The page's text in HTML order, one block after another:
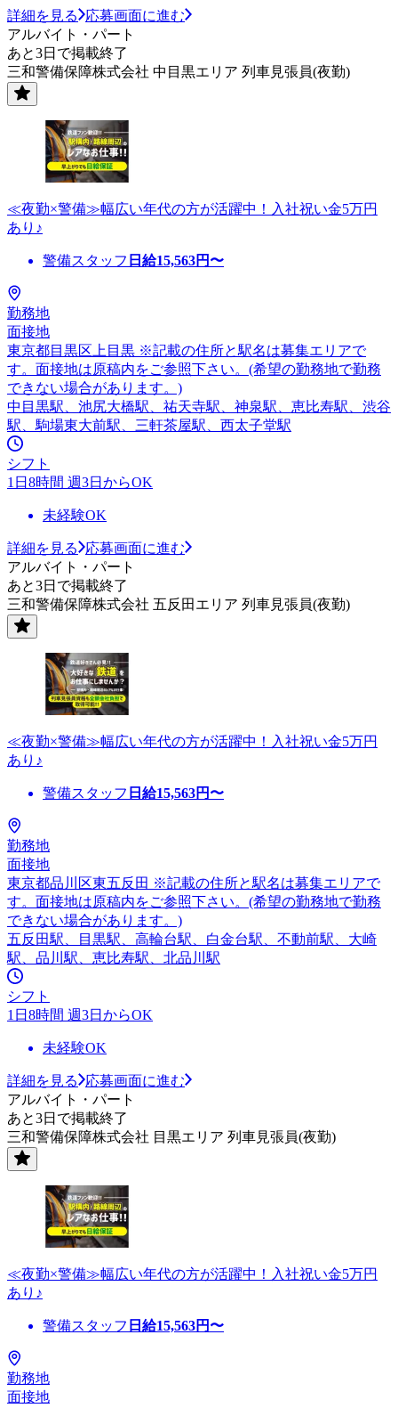
詳細を見る
応募画面に進む
アルバイト・パート
あと3日で掲載終了
三和警備保障株式会社 中目黒エリア 列車見張員(夜勤)
≪夜勤×警備≫幅広い年代の方が活躍中！入社祝い金5万円
あり♪
警備スタッフ 日給15,563円〜
勤務地
面接地
東京都目黒区上目黒 ※記載の住所と駅名は募集エリアで
す。面接地は原稿内をご参照下さい。(希望の勤務地で勤務
できない場合があります。)
中目黒駅、池尻大橋駅、祐天寺駅、神泉駅、恵比寿駅、渋谷
駅、駒場東大前駅、三軒茶屋駅、西太子堂駅
シフト
1日8時間 週3日からOK
未経験OK
詳細を見る
応募画面に進む
アルバイト・パート
あと3日で掲載終了
三和警備保障株式会社 五反田エリア 列車見張員(夜勤)
≪夜勤×警備≫幅広い年代の方が活躍中！入社祝い金5万円
あり♪
警備スタッフ 日給15,563円〜
勤務地
面接地
東京都品川区東五反田 ※記載の住所と駅名は募集エリアで
す。面接地は原稿内をご参照下さい。(希望の勤務地で勤務
できない場合があります。)
五反田駅、目黒駅、高輪台駅、白金台駅、不動前駅、大崎
駅、品川駅、恵比寿駅、北品川駅
シフト
1日8時間 週3日からOK
未経験OK
詳細を見る
応募画面に進む
アルバイト・パート
あと3日で掲載終了
三和警備保障株式会社 目黒エリア 列車見張員(夜勤)
≪夜勤×警備≫幅広い年代の方が活躍中！入社祝い金5万円
あり♪
警備スタッフ 日給15,563円〜
勤務地
面接地